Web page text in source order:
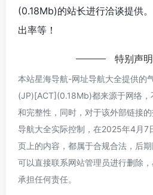
(0.18Mb)的站长进行洽谈提供
出率等！
特别声明
本站星海导航-网址导航大全提供的
(JP)[ACT](0.18Mb)都来源于网络，
和完整性，同时，对于该外部链接
导航大全实际控制，在2025年4月7
页上的内容，都属于合规合法，后
可以直接联系网站管理员进行删除
承担任何责任。